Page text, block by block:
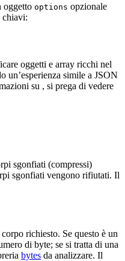
oggetto options opzionale
chiavi:
oggetti e array ricchi nel
un’esperienza simile a JSON
su , si prega di vedere
sgonfiati (compressi)
sgonfiati vengono rifiutati. Il
richiesto. Se questo è un
di byte; se si tratta di una
bytes da analizzare. Il